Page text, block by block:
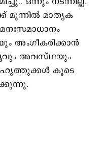
മുന്നിൽ മാതൃക
അംഗീകരിക്കാൻ
അവസ്ഥയും
കൂടെ